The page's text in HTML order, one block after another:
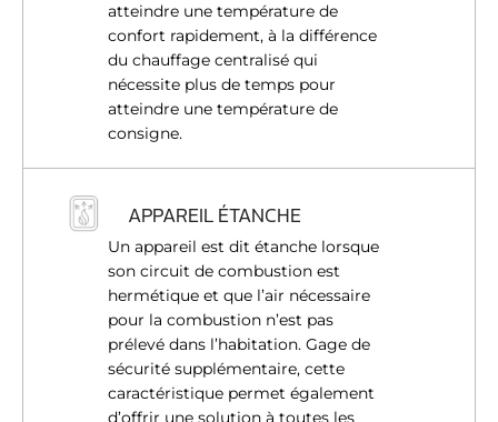
atteindre une température de
confort rapidement, à la différence
du chauffage centralisé qui
nécessite plus de temps pour
atteindre une température de
consigne.
APPAREIL ÉTANCHE
Un appareil est dit étanche lorsque
son circuit de combustion est
hermétique et que l’air nécessaire
pour la combustion n’est pas
prélevé dans l’habitation. Gage de
sécurité supplémentaire, cette
caractéristique permet également
d’offrir une solution à toutes les